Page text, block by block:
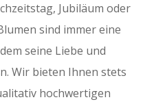
Jubiläum oder
sind immer eine
seine Liebe und
Wir bieten Ihnen stets
hochwertigen